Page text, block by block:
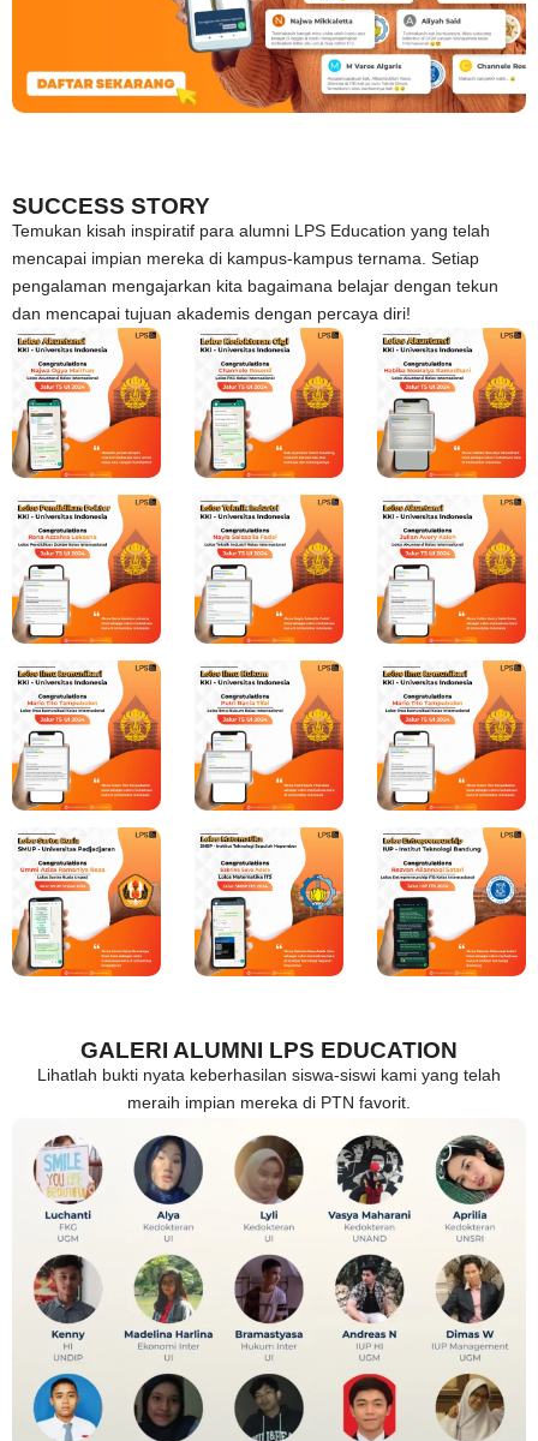
SUCCESS STORY
Temukan kisah inspiratif para alumni LPS Education yang telah
mencapai impian mereka di kampus-kampus ternama. Setiap
pengalaman mengajarkan kita bagaimana belajar dengan tekun
dan mencapai tujuan akademis dengan percaya diri!
GALERI ALUMNI LPS EDUCATION
Lihatlah bukti nyata keberhasilan siswa-siswi kami yang telah
meraih impian mereka di PTN favorit.